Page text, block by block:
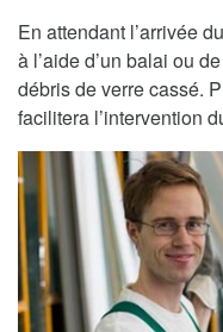
En attendant l’arrivée
à l’aide d’un balai ou
débris de verre cassé.
facilitera l’intervention